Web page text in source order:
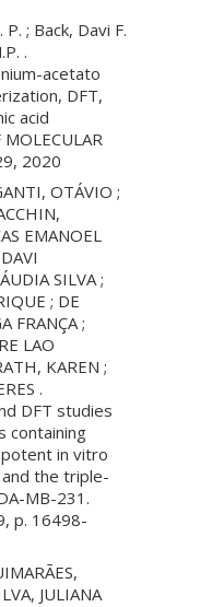
P. ; Back, Davi F.
.
acetato
DFT,
acid
2020
OTÁVIO ;
EMANOEL
SILVA ;
; DE
FRANÇA ;
LAO
KAREN ;
.
DFT studies
containing
in vitro
the triple-
MB-231.
p. 16498-
JULIANA